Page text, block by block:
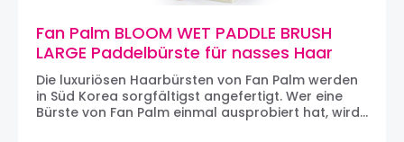
Fan Palm BLOOM WET PADDLE BRUSH
LARGE Paddelbürste für nasses Haar
Die luxuriösen Haarbürsten von Fan Palm werden
in Süd Korea sorgfältigst angefertigt. Wer eine
Bürste von Fan Palm einmal ausprobiert hat, wird